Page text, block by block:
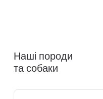
Наші породи
та собаки